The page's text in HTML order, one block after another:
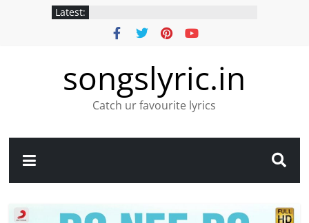
Latest:
songslyric.in
Catch ur favourite lyrics